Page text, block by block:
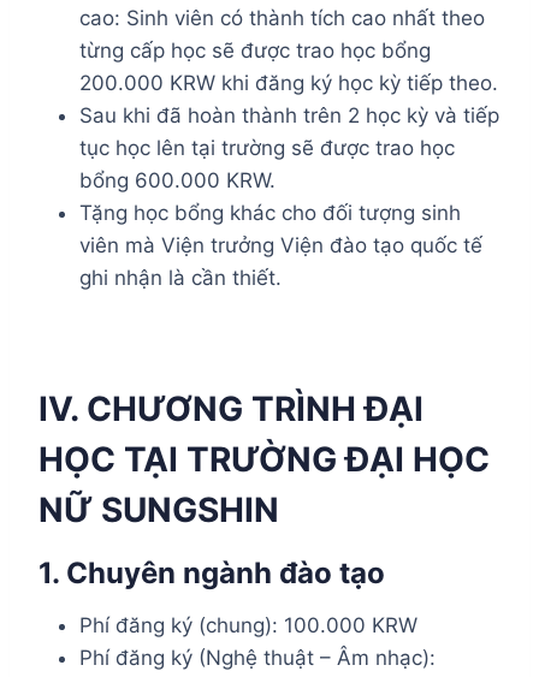
cao: Sinh viên có thành tích cao nhất theo
từng cấp học sẽ được trao học bổng
200.000 KRW khi đăng ký học kỳ tiếp theo.
Sau khi đã hoàn thành trên 2 học kỳ và tiếp
tục học lên tại trường sẽ được trao học
bổng 600.000 KRW.
Tặng học bổng khác cho đối tượng sinh
viên mà Viện trưởng Viện đào tạo quốc tế
ghi nhận là cần thiết.
IV. CHƯƠNG TRÌNH ĐẠI
HỌC TẠI TRƯỜNG ĐẠI HỌC
NỮ SUNGSHIN
1. Chuyên ngành đào tạo
Phí đăng ký (chung): 100.000 KRW
Phí đăng ký (Nghệ thuật – Âm nhạc):